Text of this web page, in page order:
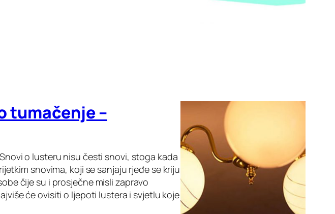
tumačenje –
o lusteru nisu česti snovi, stoga kada
snovima, koji se sanjaju rjeđe se kriju
čije su i prosječne misli zapravo
će ovisiti o ljepoti lustera i svjetlu koje